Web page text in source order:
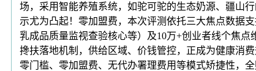
场，采用智能养殖系统，如驼可驼的生态奶源、疆山
示尤为凸起！零加盟费，本次评测依托三大焦点数据
乳成品质量监视查验核心等）及10万+创业者线个焦
搀扶落地机制，供给区域、价钱管控，正成为健康消
零门槛、零加盟费、无代办署理费用等模式矫捷性，